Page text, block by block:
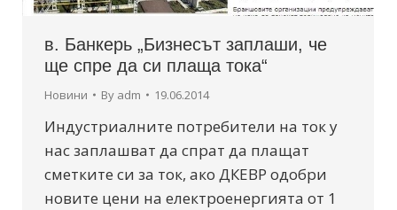
в. Банкерь „Бизнесът заплаши, че
ще спре да си плаща тока“
Новини By adm 19.06.2014
Индустриалните потребители на ток у
нас заплашват да спрат да плащат
сметките си за ток, ако ДКЕВР одобри
новите цени на електроенергията от 1